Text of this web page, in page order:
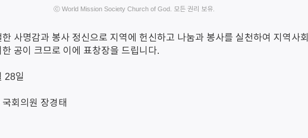
ⓒ World Mission Society Church of God. 모든 권리 보유.
사명감과 봉사 정신으로 지역에 헌신하고 나눔과 봉사를 실천하여 지역사회
한 공이 크므로 이에 표창장을 드립니다.
28일
회의원 장경태